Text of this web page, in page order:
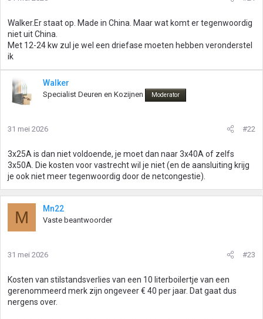
Walker.Er staat op. Made in China. Maar wat komt er tegenwoordig
niet uit China.
Met 12-24 kw zul je wel een driefase moeten hebben veronderstel
ik
Walker
Specialist Deuren en Kozijnen Moderator
31 mei 2026 #22
3x25A is dan niet voldoende, je moet dan naar 3x40A of zelfs
3x50A. Die kosten voor vastrecht wil je niet (en de aansluiting krijg
je ook niet meer tegenwoordig door de netcongestie).
M Mn22
Vaste beantwoorder
31 mei 2026 #23
Kosten van stilstandsverlies van een 10 literboilertje van een
gerenommeerd merk zijn ongeveer € 40 per jaar. Dat gaat dus
nergens over.